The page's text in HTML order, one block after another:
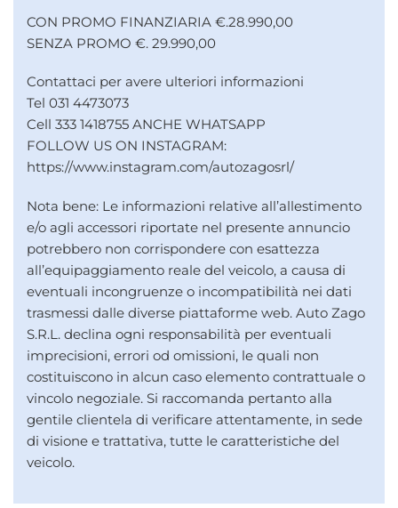
CON PROMO FINANZIARIA €.28.990,00
SENZA PROMO €. 29.990,00
Contattaci per avere ulteriori informazioni
Tel 031 4473073
Cell 333 1418755 ANCHE WHATSAPP
FOLLOW US ON INSTAGRAM:
https://www.instagram.com/autozagosrl/
Nota bene: Le informazioni relative all’allestimento
e/o agli accessori riportate nel presente annuncio
potrebbero non corrispondere con esattezza
all’equipaggiamento reale del veicolo, a causa di
eventuali incongruenze o incompatibilità nei dati
trasmessi dalle diverse piattaforme web. Auto Zago
S.R.L. declina ogni responsabilità per eventuali
imprecisioni, errori od omissioni, le quali non
costituiscono in alcun caso elemento contrattuale o
vincolo negoziale. Si raccomanda pertanto alla
gentile clientela di verificare attentamente, in sede
di visione e trattativa, tutte le caratteristiche del
veicolo.